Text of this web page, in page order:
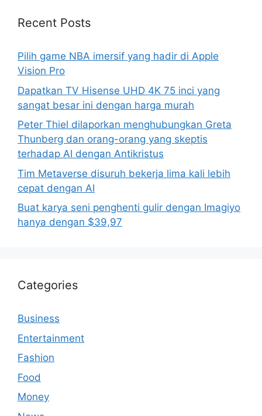
Recent Posts
Pilih game NBA imersif yang hadir di Apple
Vision Pro
Dapatkan TV Hisense UHD 4K 75 inci yang
sangat besar ini dengan harga murah
Peter Thiel dilaporkan menghubungkan Greta
Thunberg dan orang-orang yang skeptis
terhadap AI dengan Antikristus
Tim Metaverse disuruh bekerja lima kali lebih
cepat dengan AI
Buat karya seni penghenti gulir dengan Imagiyo
hanya dengan $39,97
Categories
Business
Entertainment
Fashion
Food
Money